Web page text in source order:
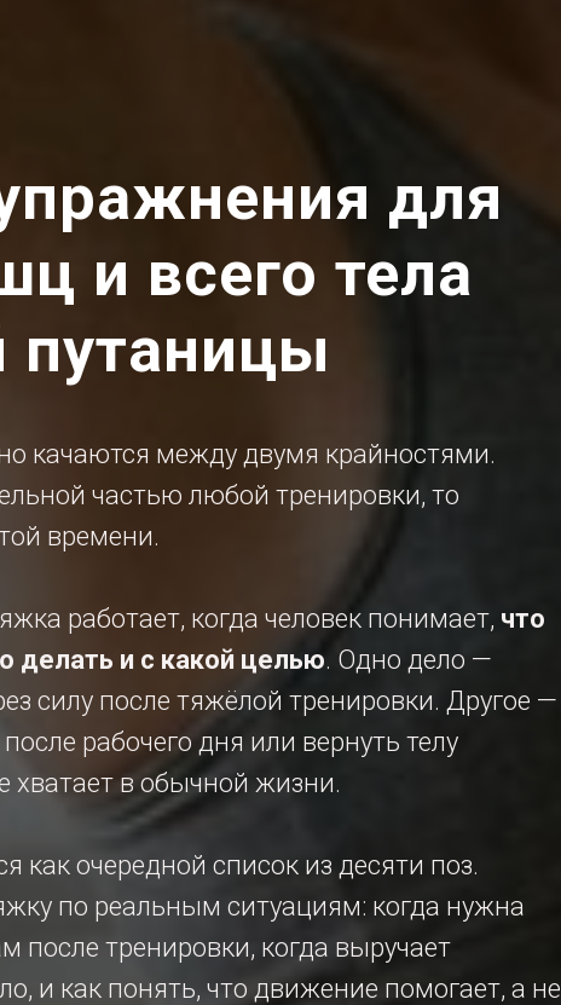
для
и всего тела
путаницы
качаются между двумя крайностями.
частью любой тренировки, то
времени.
работает, когда человек понимает, что
делать и с какой целью. Одно дело —
силу после тяжёлой тренировки. Другое —
рабочего дня или вернуть телу
хватает в обычной жизни.
как очередной список из десяти поз.
по реальным ситуациям: когда нужна
после тренировки, когда выручает
и как понять, что движение помогает, а не